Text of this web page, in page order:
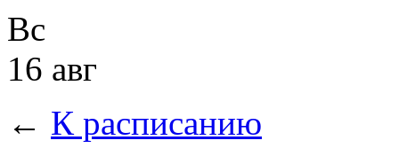
Вс
16 авг
← К расписанию